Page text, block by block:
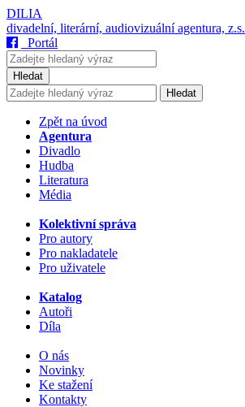
DILIA
divadelní, literární, audiovizuální agentura, z.s.
Portál
Hledat
Hledat
Zpět na úvod
Agentura
Divadlo
Hudba
Literatura
Média
Kolektivní správa
Pro autory
Pro nakladatele
Pro uživatele
Katalog
Autoři
Díla
O nás
Novinky
Ke stažení
Kontakty